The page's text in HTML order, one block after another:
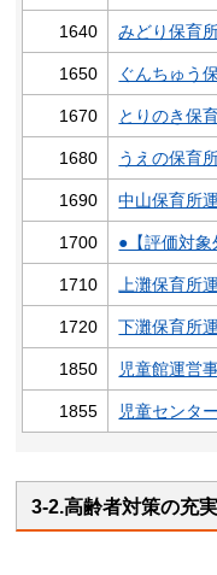
1640 みどり保育
1650 ぐんちゅう
1670 とりのき保
1680 うえの保育
1690 中山保育所
1700 ●【評価対
1710 上灘保育所
1720 下灘保育所
1850 児童館運営
1855 児童センタ
3-2.高齢者対策の充実